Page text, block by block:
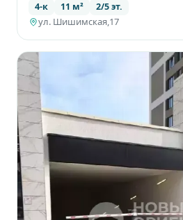
4-к 11 м² 2/5 эт.
ул. Шишимская,17